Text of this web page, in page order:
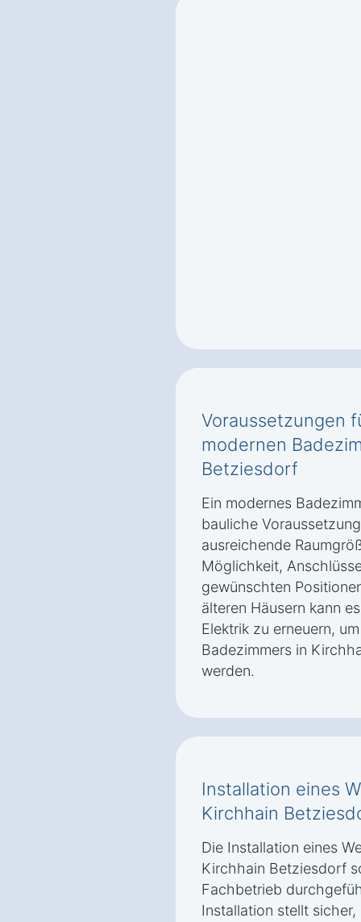
Voraussetzungen
modernen
Betziesdorf
Ein modernes
bauliche
ausreichende
Möglichkeit,
gewünschten
älteren Häusern kann
Elektrik zu erneuern,
Badezimmers in
werden.
Installation eines
Kirchhain
Die Installation eines
Kirchhain Betziesdorf
Fachbetrieb
Installation stellt